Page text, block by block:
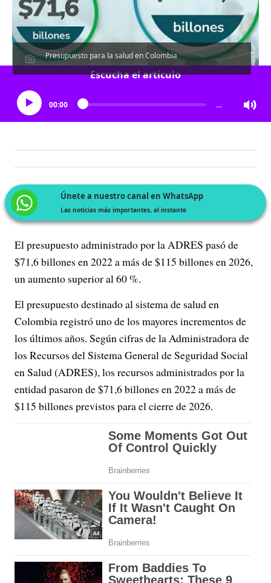
Presupuesto para la salud en Colombia
Escucha el artículo
00:00 …
Únete a nuestro canal en WhatsApp
Las noticias más importantes, al instante
El presupuesto administrado por la ADRES pasó de
$71,6 billones en 2022 a más de $115 billones en 2026,
un aumento superior al 60 %.
El presupuesto destinado al sistema de salud en
Colombia registró uno de los mayores incrementos de
los últimos años. Según cifras de la Administradora de
los Recursos del Sistema General de Seguridad Social
en Salud (ADRES), los recursos administrados por la
entidad pasaron de $71,6 billones en 2022 a más de
$115 billones previstos para el cierre de 2026.